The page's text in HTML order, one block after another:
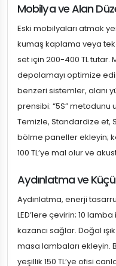
Mobilya ve Alan
Eski mobilyaları atmak
kumaş kaplama veya
set için 200-400 TL
depolamayı optimize
benzeri sistemler, alanı
prensibi: “5S” metodunu
Temizle, Standardize et,
bölme paneller ekleyin;
100 TL’ye mal olur ve
Aydınlatma ve
Aydınlatma, enerji
LED’lere çevirin; 10 lamba
kazancı sağlar. Doğal
masa lambaları ekleyin.
yeşillik 150 TL’ye ofisi